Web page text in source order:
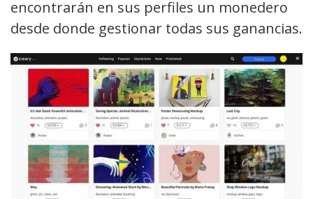
encontrarán en sus perfiles un monedero
desde donde gestionar todas sus ganancias.